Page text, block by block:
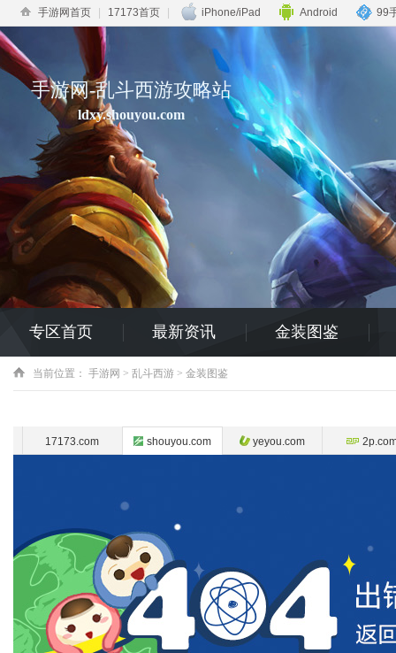
手游网首页 17173首页 iPhone/iPad Android 99
手游网-乱斗西游攻略站
ldxy.shouyou.com
专区首页 最新资讯 金装图鉴
当前位置： 手游网 > 乱斗西游 > 金装图鉴
17173.com shouyou.com yeyou.com